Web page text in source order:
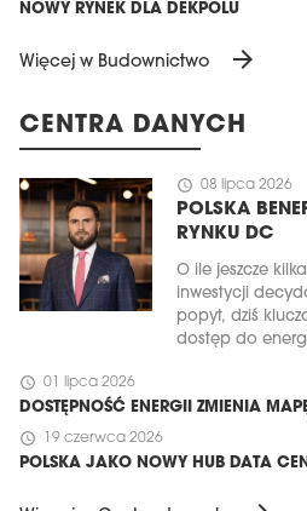
NOWY RYNEK DLA DEKPOLU
Więcej w Budownictwo arrow_forward
CENTRA DANYCH
schedule 08 lipca 2026
POLSKA
RYNKU DC
O ile jeszcze
inwestycji
popyt, dziś
dostęp do
schedule 01 lipca 2026
DOSTĘPNOŚĆ ENERGII ZMIENIA
schedule 19 czerwca 2026
POLSKA JAKO NOWY HUB DATA